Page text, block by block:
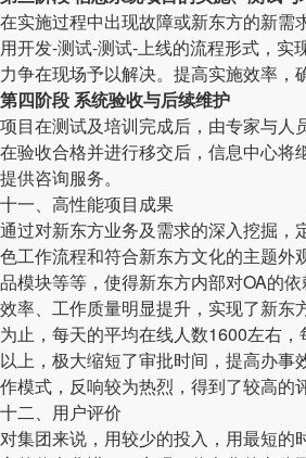
在实施过程中出现故障或新东方的新需
用开发-测试-测试-上线的流程形式，实
力争在现场予以解决。提高实施效率，
第四阶段 系统验收与后续维护
项目在测试及培训完成后，由专家与人
在验收合格并进行移交后，信息中心将
提供咨询服务。
十一、高性能项目成果
通过对新东方业务及需求的深入挖掘，
色工作流程和符合新东方文化的主题外
品模块等等，使得新东方内部对OA的
效率、工作质量明显提升，实现了新东
为止，每天的平均在线人数1600左右
以上，极大缩短了审批时间，提高办事
作模式，反响较为热烈，得到了较高的
十二、用户评价
对集团来说，用较少的投入，用最短的